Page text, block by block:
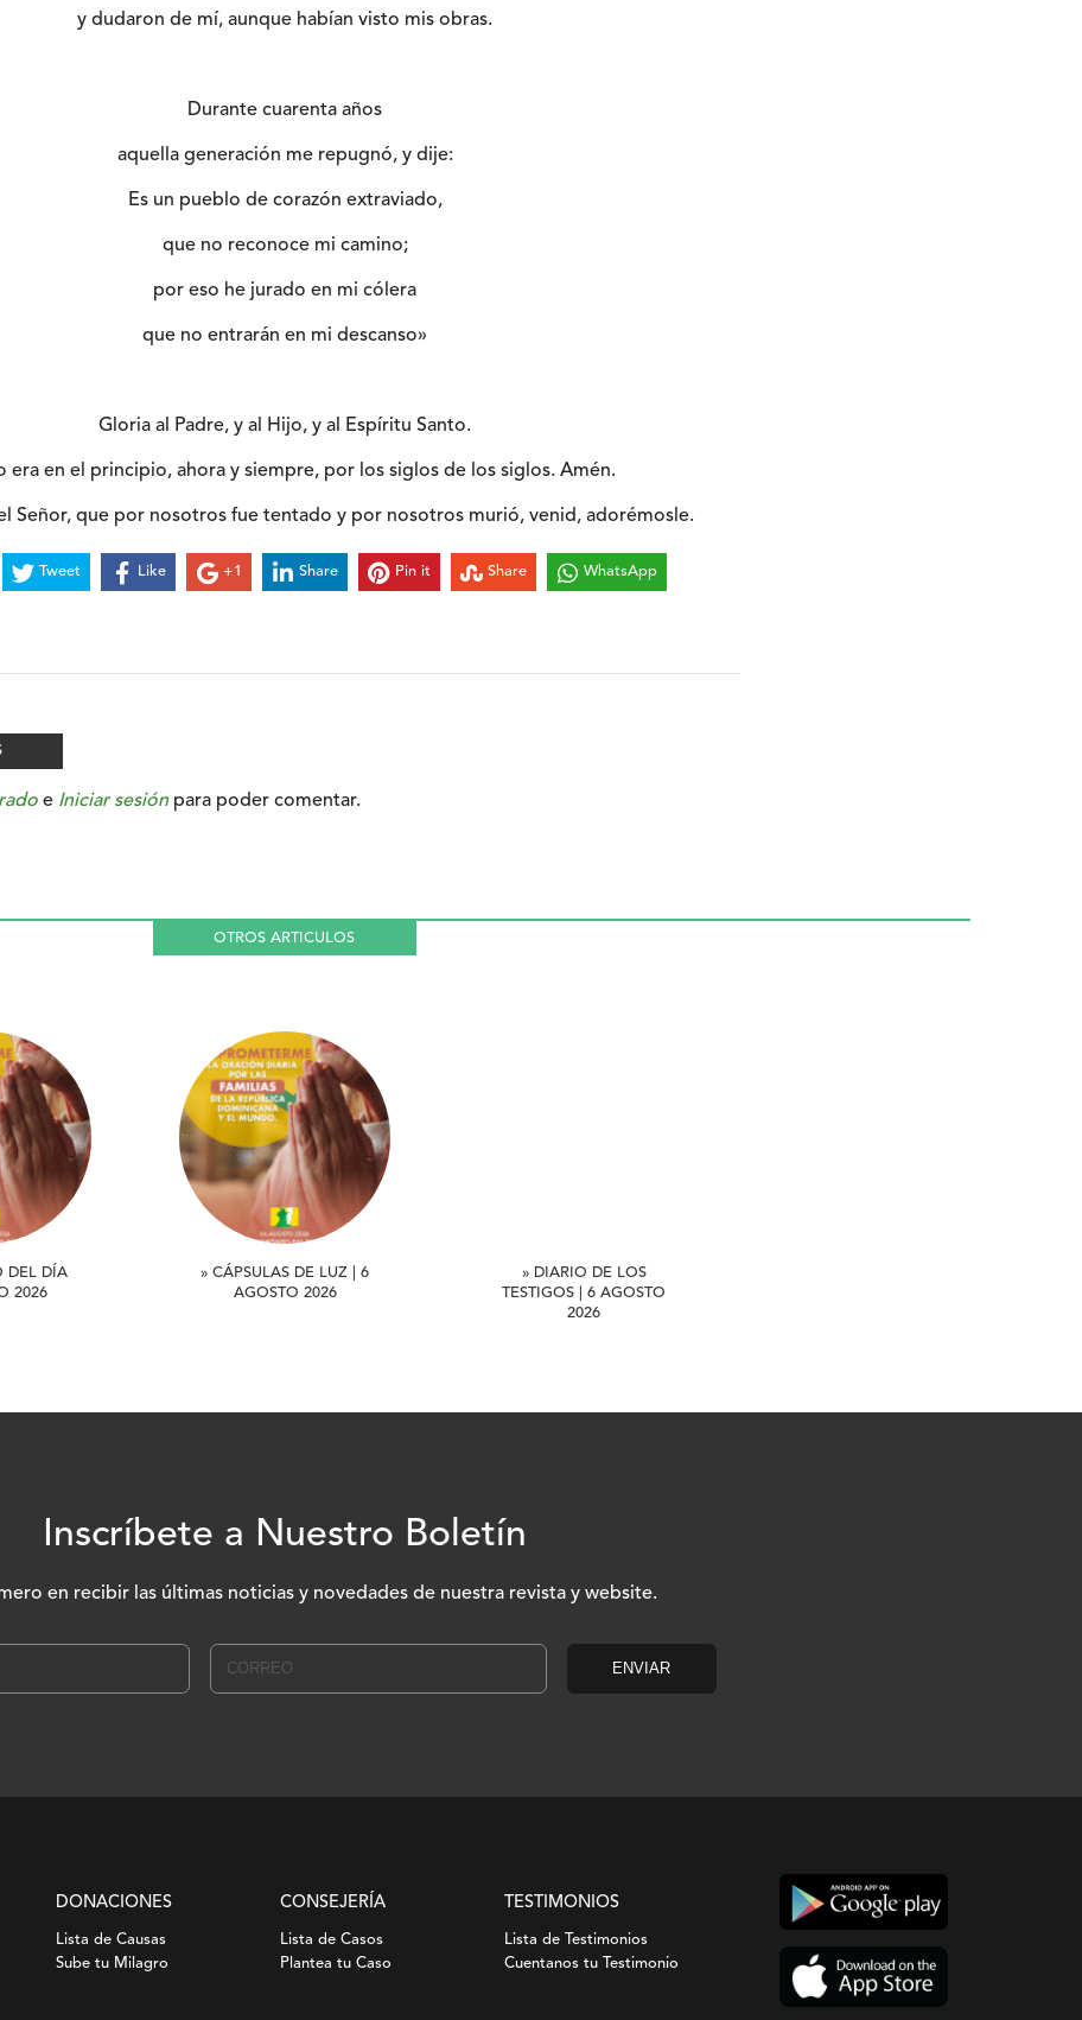
y dudaron de mí, aunque habían visto mis obras.
Durante cuarenta años
aquella generación me repugnó, y dije:
Es un pueblo de corazón extraviado,
que no reconoce mi camino;
por eso he jurado en mi cólera
que no entrarán en mi descanso»
Gloria al Padre, y al Hijo, y al Espíritu Santo.
era en el principio, ahora y siempre, por los siglos de los siglos. Amén.
Señor, que por nosotros fue tentado y por nosotros murió, venid, adorémosle.
Tweet Like +1 Share Pin it Share WhatsApp
e Iniciar sesión para poder comentar.
OTROS ARTICULOS
DEL DÍA
2026
» CÁPSULAS DE LUZ | 6
AGOSTO 2026
» DIARIO DE LOS
TESTIGOS | 6 AGOSTO
2026
Inscríbete a Nuestro Boletín
en recibir las últimas noticias y novedades de nuestra revista y website.
DONACIONES
Lista de Causas
Sube tu Milagro
CONSEJERÍA
Lista de Casos
Plantea tu Caso
TESTIMONIOS
Lista de Testimonios
Cuentanos tu Testimonio